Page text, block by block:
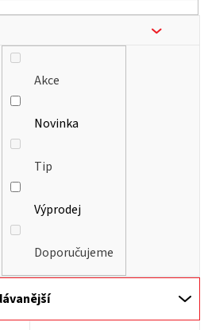
Akce
Novinka
Tip
Výprodej
Doporučujeme